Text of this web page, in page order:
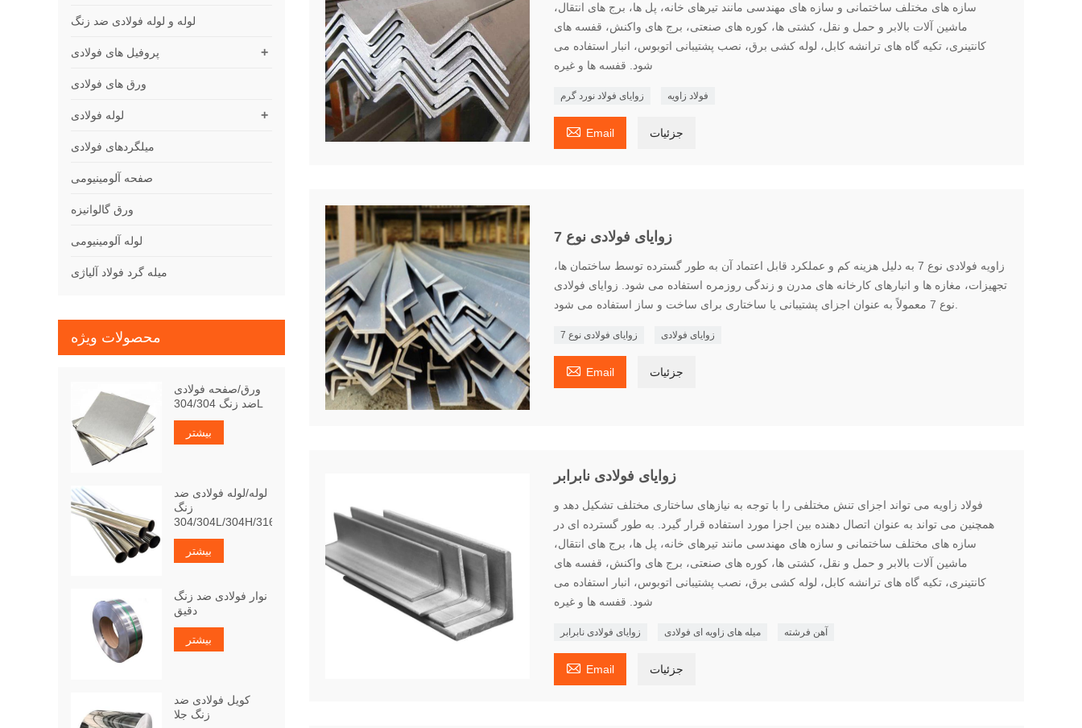
سازه های مختلف ساختمانی و سازه های مهندسی مانند تیرهای خانه، پل ها، برج های انتقال،
ماشین آلات بالابر و حمل و نقل، کشتی ها، کوره های صنعتی، برج های واکنش، قفسه های
کانتینری، تکیه گاه های ترانشه کابل، لوله کشی برق، نصب پشتیبانی اتوبوس، انبار استفاده می
شود. قفسه ها و غیره
زوایای فولاد نورد گرم فولاد زاویه
 Email جزئیات
زوایای فولادی نوع 7
زاویه فولادی نوع 7 به دلیل هزینه کم و عملکرد قابل اعتماد آن به طور گسترده توسط ساختمان ها،
تجهیزات، مغازه ها و انبارهای کارخانه های مدرن و زندگی روزمره استفاده می شود. زوایای فولادی
نوع 7 معمولاً به عنوان اجزای پشتیبانی یا ساختاری برای ساخت و ساز استفاده می شود.
زوایای فولادی نوع 7 زوایای فولادی
 Email جزئیات
زوایای فولادی نابرابر
فولاد زاویه می تواند اجزای تنش مختلفی را با توجه به نیازهای ساختاری مختلف تشکیل دهد و
همچنین می تواند به عنوان اتصال دهنده بین اجزا مورد استفاده قرار گیرد. به طور گسترده ای در
سازه های مختلف ساختمانی و سازه های مهندسی مانند تیرهای خانه، پل ها، برج های انتقال،
ماشین آلات بالابر و حمل و نقل، کشتی ها، کوره های صنعتی، برج های واکنش، قفسه های
کانتینری، تکیه گاه های ترانشه کابل، لوله کشی برق، نصب پشتیبانی اتوبوس، انبار استفاده می
شود. قفسه ها و غیره
زوایای فولادی نابرابر میله های زاویه ای فولادی آهن فرشته
 Email جزئیات
لوله و لوله فولادی ضد زنگ
+ پروفیل های فولادی
ورق های فولادی
+ لوله فولادی
میلگردهای فولادی
صفحه آلومینیومی
ورق گالوانیزه
لوله آلومینیومی
میله گرد فولاد آلیاژی
محصولات ویژه
ورق/صفحه فولادی
ضد زنگ 304/304L
بیشتر
لوله/لوله فولادی ضد
زنگ
304/304L/304H/316Ti
بیشتر
نوار فولادی ضد زنگ
دقیق
بیشتر
کویل فولادی ضد
زنگ جلا